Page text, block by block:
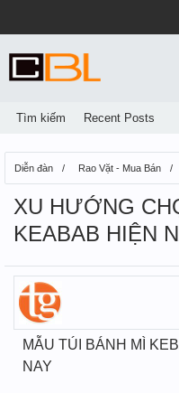
Diễn đàn Rao Vặt - Mua Bán
XU HƯỚNG
KEABAB HIỆN
MẪU TÚI BÁNH MÌ
NAY
Tìm kiếm Recent Posts